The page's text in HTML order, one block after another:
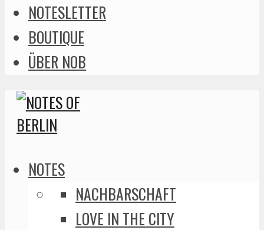
NOTESLETTER
BOUTIQUE
ÜBER NOB
NOTES
NACHBARSCHAFT
LOVE IN THE CITY